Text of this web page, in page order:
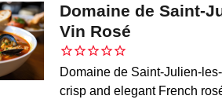
Domaine de Saint-
Vin Rosé
Domaine de Saint-Julien-
crisp and elegant French